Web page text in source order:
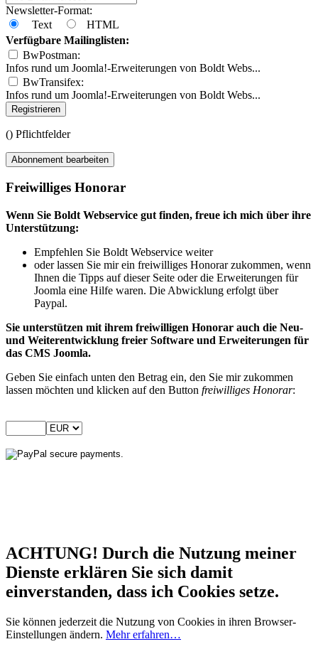
Newsletter-Format:
Text
HTML
Verfügbare Mailinglisten:
BwPostman:
Infos rund um Joomla!-Erweiterungen von Boldt Webs...
BwTransifex:
Infos rund um Joomla!-Erweiterungen von Boldt Webs...
Registrieren
() Pflichtfelder
Abonnement bearbeiten
Freiwilliges Honorar
Wenn Sie Boldt Webservice gut finden, freue ich mich über ihre
Unterstützung:
Empfehlen Sie Boldt Webservice weiter
oder lassen Sie mir ein freiwilliges Honorar zukommen, wenn
Ihnen die Tipps auf dieser Seite oder die Erweiterungen für
Joomla eine Hilfe waren. Die Abwicklung erfolgt über
Paypal.
Sie unterstützen mit ihrem freiwilligen Honorar auch die Neu-
und Weiterentwicklung freier Software und Erweiterungen für
das CMS Joomla.
Geben Sie einfach unten den Betrag ein, den Sie mir zukommen
lassen möchten und klicken auf den Button freiwilliges Honorar:
ACHTUNG! Durch die Nutzung meiner
Dienste erklären Sie sich damit
einverstanden, dass ich Cookies setze.
Sie können jederzeit die Nutzung von Cookies in ihren Browser-
Einstellungen ändern. Mehr erfahren…